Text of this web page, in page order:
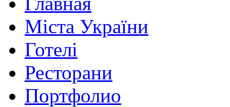
Міста України
Готелі
Ресторани
Портфолио